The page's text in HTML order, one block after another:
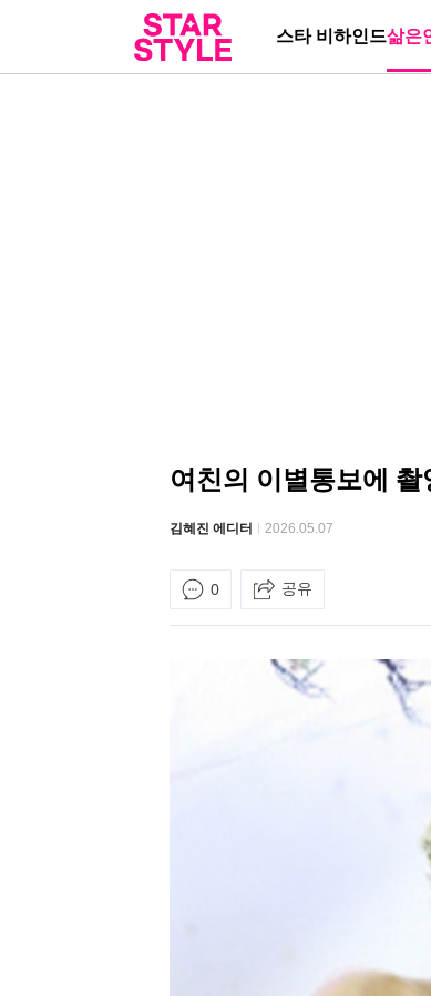
스타 비하인드삶은
여친의 이별통보에
김혜진 에디터 2026.05.07
0 공유